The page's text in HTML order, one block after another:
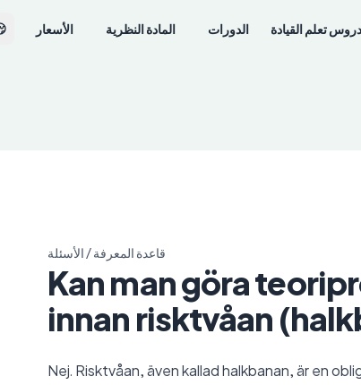
دروس تعلم القيادة الدورات المادة النظرية الأسعار
قاعدة المعرفة/ الأسئلة
Kan man göra
innan risktvåan
Nej. Risktvåan, även kallad halkbanan, är en